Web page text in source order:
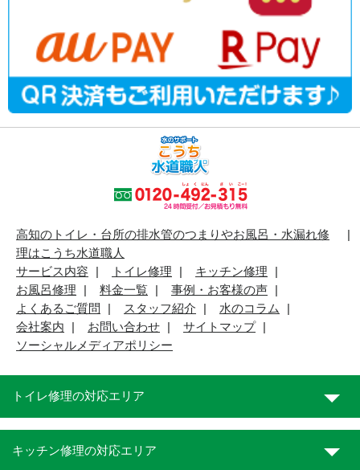
高知のトイレ・台所の排水管のつまりやお風呂・水漏れ修
理はこうち水道職人
サービス内容
トイレ修理
キッチン修理
お風呂修理
料金一覧
事例・お客様の声
よくあるご質問
スタッフ紹介
水のコラム
会社案内
お問い合わせ
サイトマップ
ソーシャルメディアポリシー
トイレ修理の対応エリア
キッチン修理の対応エリア